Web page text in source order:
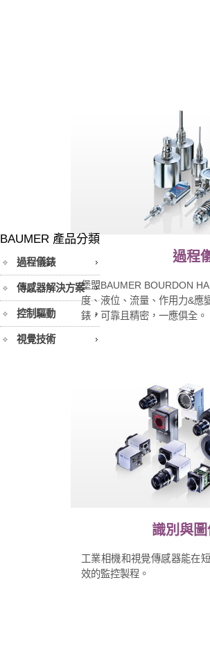
BAUMER 產品分類
過程儀錶
傳感器解決方案
控制驅動
視覺技術
過程
堡盟BAUMER BOURDON
度、液位、流量、作用力&應
錶，可靠且精密，一應俱全。
識別與
工業相機和視覺傳感器能在
效的監控製程。